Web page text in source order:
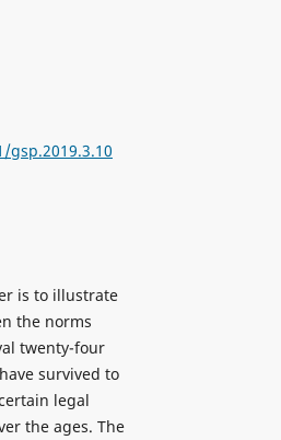
is to illustrate
the norms
twenty-four
survived to
legal
the ages. The